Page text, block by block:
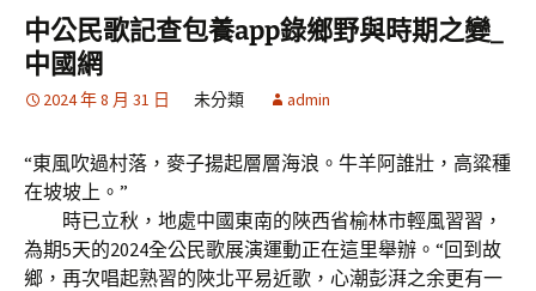
鍵
字:
中公民歌記查包養app錄鄉野與時期之變_
中國網
2024 年 8 月 31 日 未分類 admin
“東風吹過村落，麥子揚起層層海浪。牛羊阿誰壯，高粱種
在坡坡上。”
時已立秋，地處中國東南的陜西省榆林市輕風習習，
為期5天的2024全公民歌展演運動正在這里舉辦。“回到故
鄉，再次唱起熟習的陜北平易近歌，心潮彭湃之余更有一